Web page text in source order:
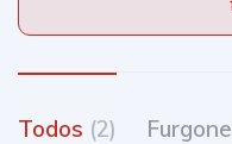
Todos (2)